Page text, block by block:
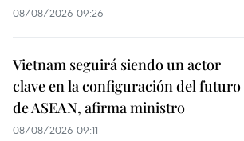
08/08/2026 09:26
Vietnam seguirá siendo un actor
clave en la configuración del futuro
de ASEAN, afirma ministro
08/08/2026 09:11